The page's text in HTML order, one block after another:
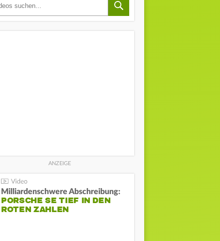
Milliardenschwere Abschreibung:
PORSCHE SE TIEF IN DEN
ROTEN ZAHLEN